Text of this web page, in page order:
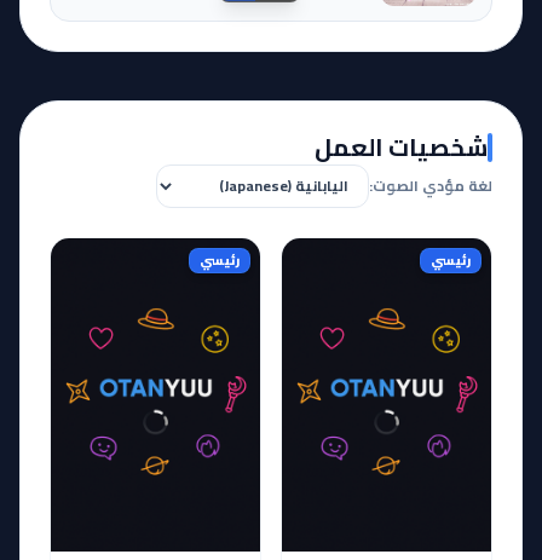
شخصيات العمل
لغة مؤدي الصوت:
رئيسي رئيسي